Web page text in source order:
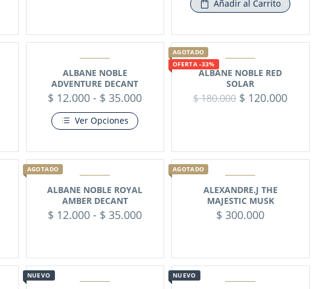
Añadir al Carrito
ALBANE NOBLE
ADVENTURE DECANT
$ 12.000 - $ 35.000
Ver Opciones
AGOTADO
OFERTA -33%
ALBANE NOBLE RED
SOLAR
$180.000 $ 120.000
AGOTADO
ALBANE NOBLE ROYAL
AMBER DECANT
$ 12.000 - $ 35.000
AGOTADO
ALEXANDRE.J THE
MAJESTIC MUSK
$ 300.000
NUEVO NUEVO